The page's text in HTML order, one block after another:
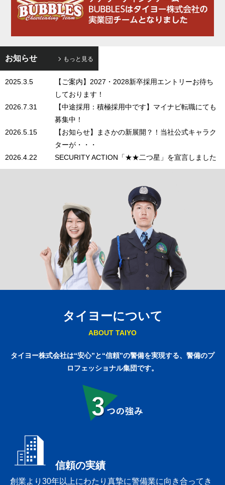
お知らせ もっと見る
2025.3.5
【ご案内】2027・2028新卒採用エントリーお待ち
しております！
2026.7.31
【中途採用：積極採用中です】マイナビ転職にても
募集中！
2026.5.15
【お知らせ】まさかの新展開？！当社公式キャラク
ターが・・・
2026.4.22
SECURITY ACTION「★★二つ星」を宣言しました
タイヨーについて
ABOUT TAIYO
タイヨー株式会社は“安心”と“信頼”の警備を実現する、 警備のプ
ロフェッショナル集団です。
3つの強み
信頼の実績
創業より30年以上にわたり真摯に警備業に向き合ってき